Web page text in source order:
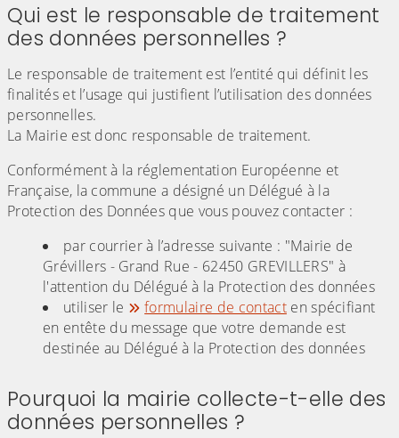
Qui est le responsable de traitement
des données personnelles ?
Le responsable de traitement est l’entité qui définit les
finalités et l’usage qui justifient l’utilisation des données
personnelles.
La Mairie est donc responsable de traitement.
Conformément à la réglementation Européenne et
Française, la commune a désigné un Délégué à la
Protection des Données que vous pouvez contacter :
par courrier à l’adresse suivante : "Mairie de
Grévillers - Grand Rue - 62450 GREVILLERS" à
l'attention du Délégué à la Protection des données
utiliser le
formulaire de contacten spécifiant
en entête du message que votre demande est
destinée au Délégué à la Protection des données
Pourquoi la mairie collecte-t-elle des
données personnelles ?